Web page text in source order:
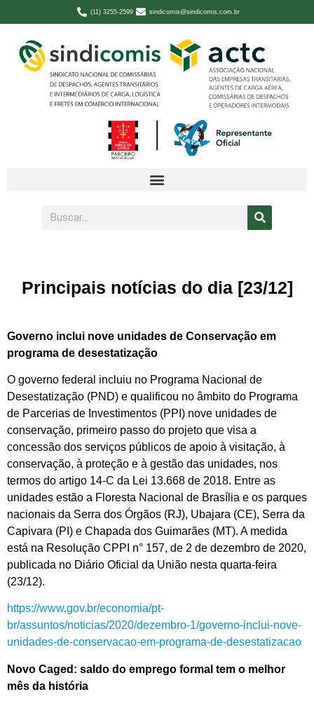
(11) 3255-2599 sindicomis@sindicomis.com.br
Principais notícias do dia [23/12]
Governo inclui nove unidades de Conservação em
programa de desestatização
O governo federal incluiu no Programa Nacional de
Desestatização (PND) e qualificou no âmbito do Programa
de Parcerias de Investimentos (PPI) nove unidades de
conservação, primeiro passo do projeto que visa a
concessão dos serviços públicos de apoio à visitação, à
conservação, à proteção e à gestão das unidades, nos
termos do artigo 14-C da Lei 13.668 de 2018. Entre as
unidades estão a Floresta Nacional de Brasília e os parques
nacionais da Serra dos Órgãos (RJ), Ubajara (CE), Serra da
Capivara (PI) e Chapada dos Guimarães (MT). A medida
está na Resolução CPPI n° 157, de 2 de dezembro de 2020,
publicada no Diário Oficial da União nesta quarta-feira
(23/12).
https://www.gov.br/economia/pt-
br/assuntos/noticias/2020/dezembro-1/governo-inclui-nove-
unidades-de-conservacao-em-programa-de-desestatizacao
Novo Caged: saldo do emprego formal tem o melhor
mês da história